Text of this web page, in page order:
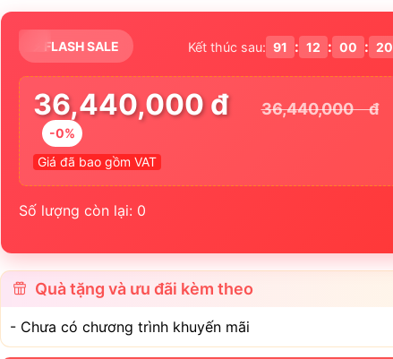
⚡ FLASH SALE Kết thúc sau: 91 : 12 : 00 : 19
36,440,000 đ 36,440,000 đ
-0%
Giá đã bao gồm VAT
Số lượng còn lại: 0
Quà tặng và ưu đãi kèm theo
- Chưa có chương trình khuyến mãi